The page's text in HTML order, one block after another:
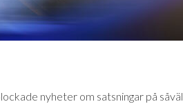
nyheter om satsningar på såväl